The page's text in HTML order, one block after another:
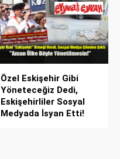
Özel Eskişehir Gibi
Yöneteceğiz Dedi,
Eskişehirliler Sosyal
Medyada İsyan Etti!